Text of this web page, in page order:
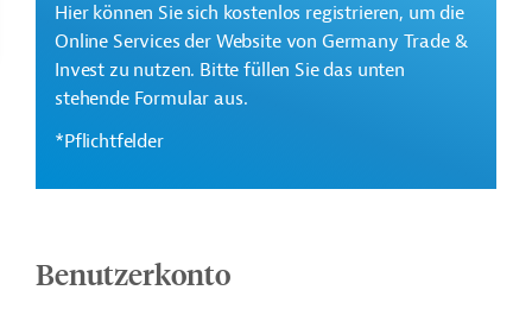
Hier können Sie sich kostenlos registrieren, um die
Online Services der Website von Germany Trade &
Invest zu nutzen. Bitte füllen Sie das unten
stehende Formular aus.
*Pflichtfelder
Benutzerkonto